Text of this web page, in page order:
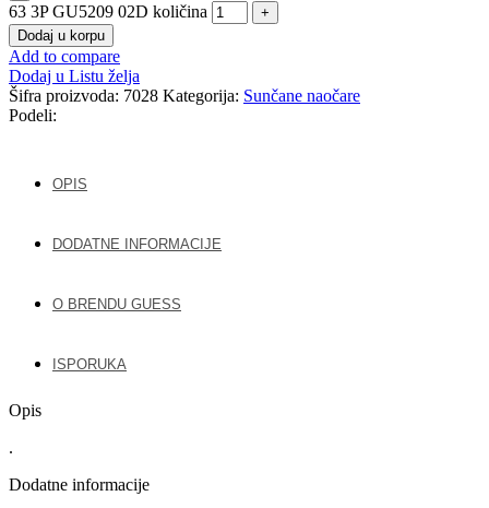
63 3P GU5209 02D količina
Dodaj u korpu
Add to compare
Dodaj u Listu želja
Šifra proizvoda: 7028 Kategorija: Sunčane naočare
Podeli:
OPIS
DODATNE INFORMACIJE
O BRENDU GUESS
ISPORUKA
Opis
.
Dodatne informacije